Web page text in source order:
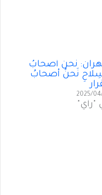
نَحنُ أصحابُ
نَحنُ أصحابُ
2025/
"رأي"